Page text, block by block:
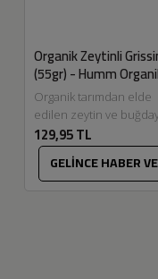
Organik Zeytinli
(55gr) - Humm
Organik tarımdan elde
edilen zeytin ve
unu ile hazırlanmış bu
grissini, katkı maddesi
içermeyen yapısıyla
129,95 TL
GELİNCE HABER